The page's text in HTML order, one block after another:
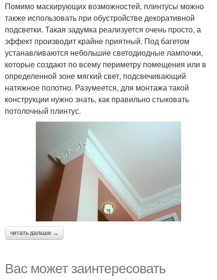
Помимо маскирующих возможностей, плинтусы можно
также использовать при обустройстве декоративной
подсветки. Такая задумка реализуется очень просто, а
эффект производит крайне приятный. Под багетом
устанавливаются небольшие светодиодные лампочки,
которые создают по всему периметру помещения или в
определенной зоне мягкий свет, подсвечивающий
натяжное полотно. Разумеется, для монтажа такой
конструкции нужно знать, как правильно стыковать
потолочный плинтус.
читать дальше →
Вас может заинтересовать